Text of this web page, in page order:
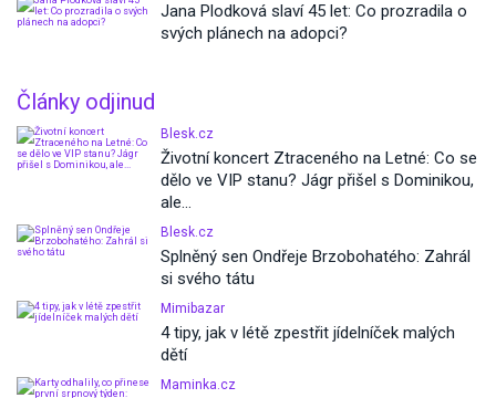
Jana Plodková slaví 45 let: Co prozradila o
svých plánech na adopci?
Články odjinud
Blesk.cz
Životní koncert Ztraceného na Letné: Co se
dělo ve VIP stanu? Jágr přišel s Dominikou,
ale...
Blesk.cz
Splněný sen Ondřeje Brzobohatého: Zahrál
si svého tátu
Mimibazar
4 tipy, jak v létě zpestřit jídelníček malých
dětí
Maminka.cz